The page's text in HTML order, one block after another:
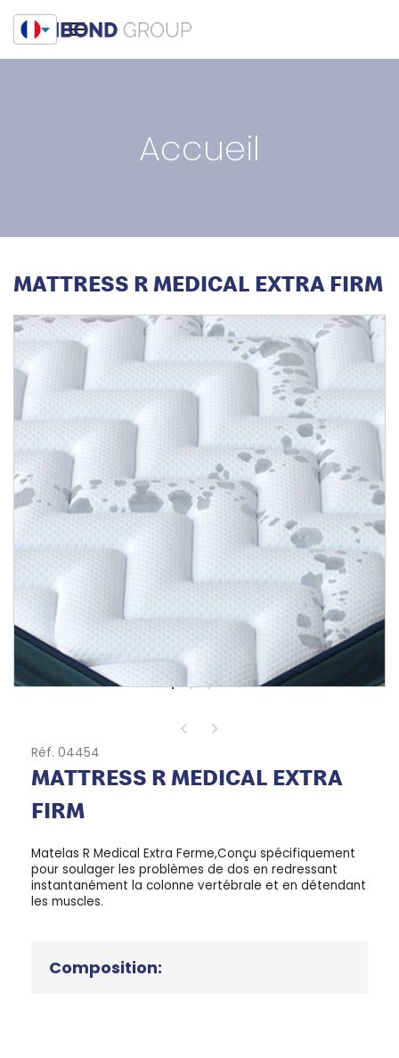
Accueil
MATTRESS R MEDICAL EXTRA FIRM
Réf. 04454
MATTRESS R MEDICAL EXTRA
FIRM
Matelas R Medical Extra Ferme,Conçu spécifiquement
pour soulager les problèmes de dos en redressant
instantanément la colonne vertébrale et en détendant
les muscles.
Composition: